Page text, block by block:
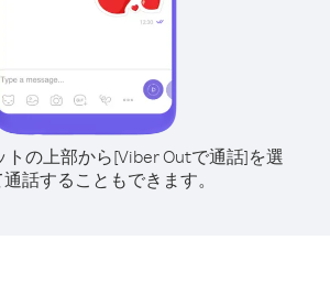
トの上部から[Viber Outで通話]を選
話することもできます。